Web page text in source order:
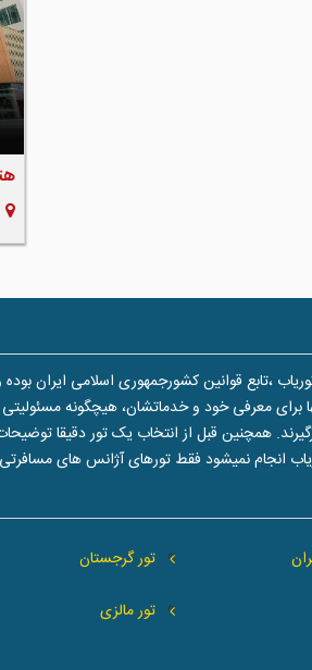
،تابع قوانین کشورجمهوری اسلامی ایران
معرفی خود و خدماتشان، هیچگونه مسئولیتی
همچنین قبل از انتخاب یک تور دقیقا توضیحات
انجام نمیشود فقط تورهای آژانس های
تور گرجستان
تور مالزی